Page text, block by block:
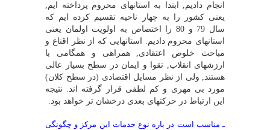
انجام دادیم, ابتدا به استانهاى محروم پرداخته ایم,
یعنى کشور را به چهار ناحیه تقسیم کرده ایم که
سال 79 و 80 را اختصاص به اولویت اولمان یعنى
استانهاى محروم دادیم. استانهایى که از نظر اقناع و
مباحث خلوص اعتقادى, همراهى و همگامى با
ارزشهاى انقلاب, تقوا و ایمان در سطح بسیار عالى
هستند, ولى از نظر مسایل اقتصادى (در سطح کلان)
مورد بى مهرى و کم لطفى قرار گرفته اند. نتیجه
این ارتباط در حرکتهاى بعدى درخشان تر خواهد بود.
ـ مناسب است در باره نوع خدمات این مرکز و چگونگى